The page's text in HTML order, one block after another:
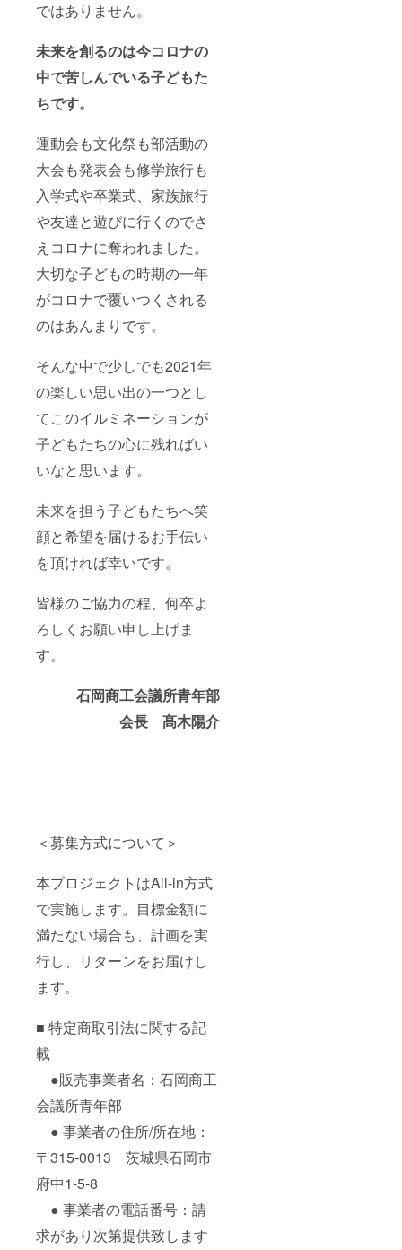
ではありません。
未来を創るのは今コロナの
中で苦しんでいる子どもた
ちです。
運動会も文化祭も部活動の
大会も発表会も修学旅行も
入学式や卒業式、家族旅行
や友達と遊びに行くのでさ
えコロナに奪われました。
大切な子どもの時期の一年
がコロナで覆いつくされる
のはあんまりです。
そんな中で少しでも2021年
の楽しい思い出の一つとし
てこのイルミネーションが
子どもたちの心に残ればい
いなと思います。
未来を担う子どもたちへ笑
顔と希望を届けるお手伝い
を頂ければ幸いです。
皆様のご協力の程、何卒よ
ろしくお願い申し上げま
す。
石岡商工会議所青年部
会長 髙木陽介
＜募集方式について＞
本プロジェクトはAll-in方式
で実施します。目標金額に
満たない場合も、計画を実
行し、リターンをお届けし
ます。
■ 特定商取引法に関する記
載
●販売事業者名：石岡商工
会議所青年部
● 事業者の住所/所在地：
〒315-0013 茨城県石岡市
府中1-5-8
● 事業者の電話番号：請
求があり次第提供致します